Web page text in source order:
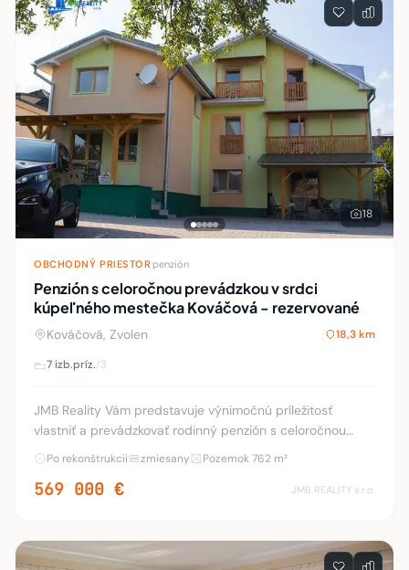
18
OBCHODNÝ PRIESTOR penzión
Penzión s celoročnou prevádzkou v srdci
kúpeľného mestečka Kováčová - rezervované
Kováčová, Zvolen 18,3 km
7 izb.príz./3
JMB Reality Vám predstavuje výnimočnú príležitosť
vlastniť a prevádzkovať rodinný penzión s celoročnou
prevádzkou v srdci obľúbeného kúpeľného mestečka
Po rekonštrukcii zmiesany Pozemok 762 m²
569 000 € JMB REALITY s.r.o.